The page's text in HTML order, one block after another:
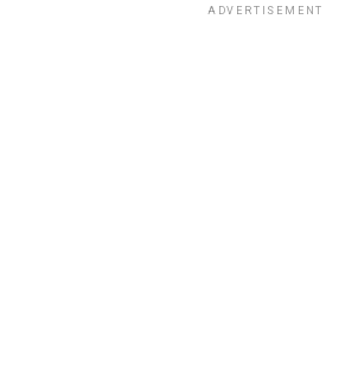
ADVERTISEMENT